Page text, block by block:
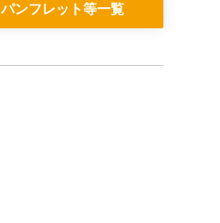
パンフレット等一覧